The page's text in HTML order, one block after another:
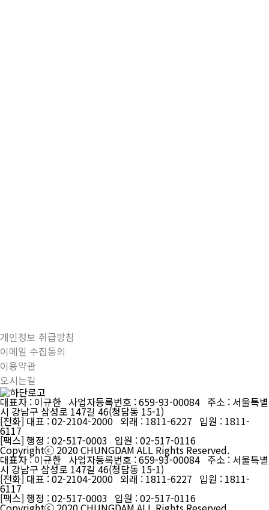
개인정보 취급방침
이메일 수집동의
이용약관
오시는길
대표자 : 이규한 사업자등록번호 : 659-93-00084 주소 : 서울특별
시 강남구 삼성로 147길 46(청담동 15-1)
[전화] 대표 : 02-2104-2000 외래 : 1811-6227 입원 : 1811-
6117
[팩스] 행정 : 02-517-0003 입원 : 02-517-0116
Copyrightⓒ 2020 CHUNGDAM ALL Rights Reserved.
대표자 : 이규한 사업자등록번호 : 659-93-00084 주소 : 서울특별
시 강남구 삼성로 147길 46(청담동 15-1)
[전화] 대표 : 02-2104-2000 외래 : 1811-6227 입원 : 1811-
6117
[팩스] 행정 : 02-517-0003 입원 : 02-517-0116